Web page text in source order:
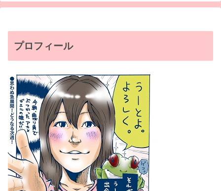
プロフィール